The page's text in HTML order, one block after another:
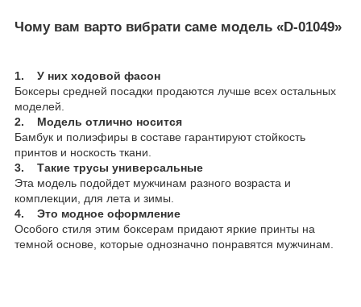
Чому вам варто вибрати саме модель «D-01049»
1. У них ходовой фасон
Боксеры средней посадки продаются лучше всех остальных
моделей.
2. Модель отлично носится
Бамбук и полиэфиры в составе гарантируют стойкость
принтов и носкость ткани.
3. Такие трусы универсальные
Эта модель подойдет мужчинам разного возраста и
комплекции, для лета и зимы.
4. Это модное оформление
Особого стиля этим боксерам придают яркие принты на
темной основе, которые однозначно понравятся мужчинам.